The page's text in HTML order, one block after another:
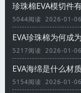
珍珠棉EVA模切件
5044阅读 2026-01-
EVA珍珠棉为何成
5217阅读 2026-01-
EVA海绵是什么材
5154阅读 2026-01-